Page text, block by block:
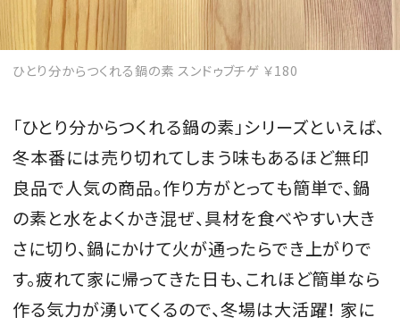
最新号を試し読み
ひとり分からつくれる鍋の素 スンドゥブチゲ ￥180
「ひとり分からつくれる鍋の素」シリーズといえば、
冬本番には売り切れてしまう味もあるほど無印
良品で人気の商品。作り方がとっても簡単で、鍋
の素と水をよくかき混ぜ、具材を食べやすい大き
さに切り、鍋にかけて火が通ったらでき上がりで
す。疲れて家に帰ってきた日も、これほど簡単なら
作る気力が湧いてくるので、冬場は大活躍！ 家に